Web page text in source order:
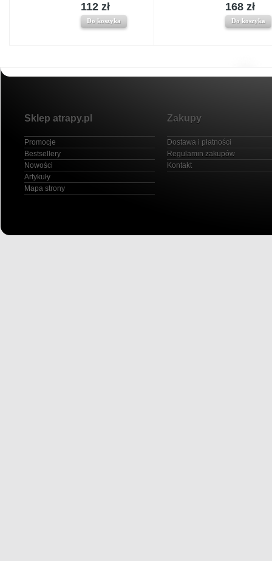
112 zł
Do koszyka
168 zł
Do koszyka
Sklep atrapy.pl
Promocje
Bestsellery
Nowości
Artykuły
Mapa strony
Zakupy
Dostawa i płatności
Regulamin zakupów
Kontakt